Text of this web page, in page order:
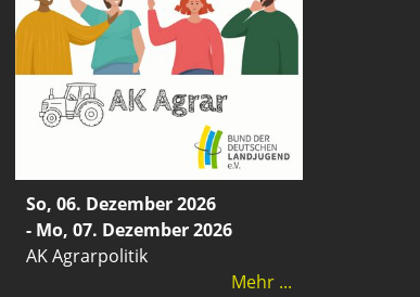
So, 06. Dezember 2026
- Mo, 07. Dezember 2026
AK Agrarpolitik
Mehr ...